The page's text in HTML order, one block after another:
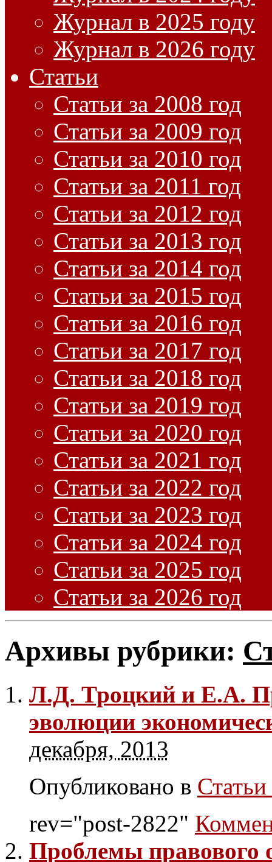
Журнал в 2025 году
Журнал в 2026 году
Статьи
Статьи за 2008 год
Статьи за 2009 год
Статьи за 2010 год
Статьи за 2011 год
Статьи за 2012 год
Статьи за 2013 год
Статьи за 2014 год
Статьи за 2015 год
Статьи за 2016 год
Статьи за 2017 год
Статьи за 2018 год
Статьи за 2019 год
Статьи за 2020 год
Статьи за 2021 год
Статьи за 2022 год
Статьи за 2023 год
Статьи за 2024 год
Статьи за 2025 год
Статьи за 2026 год
Архивы рубрики:
Л.Д. Троцкий и Е.А.
эволюции
декабря, 2013
Опубликовано в
rev="post-2822"
Проблемы правового